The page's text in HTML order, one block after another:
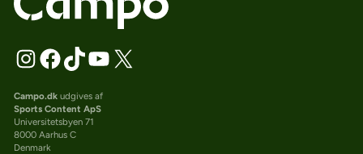
Campo.dkudgives af
Sports Content ApS
Universitetsbyen 71
8000 Aarhus C
Denmark